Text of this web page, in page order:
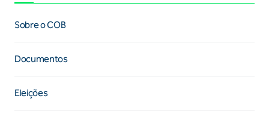
Sobre o COB
Documentos
Eleições